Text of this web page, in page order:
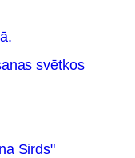
svētkos
Sirds"